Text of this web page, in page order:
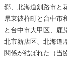
郷、北海道釧路市と
県東彼杵町と台中市
と台中市大甲区、鹿
北市新店区、北海道
関係が結ばれた（当